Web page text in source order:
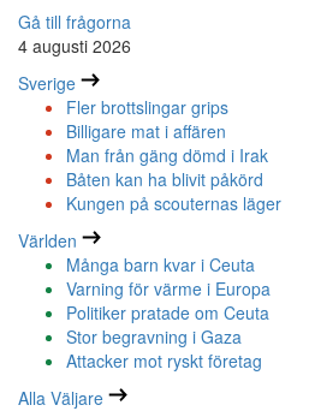
Gå till frågorna
4 augusti 2026
Sverige
Fler brottslingar grips
Billigare mat i affären
Man från gäng dömd i Irak
Båten kan ha blivit påkörd
Kungen på scouternas läger
Världen
Många barn kvar i Ceuta
Varning för värme i Europa
Politiker pratade om Ceuta
Stor begravning i Gaza
Attacker mot ryskt företag
Alla Väljare